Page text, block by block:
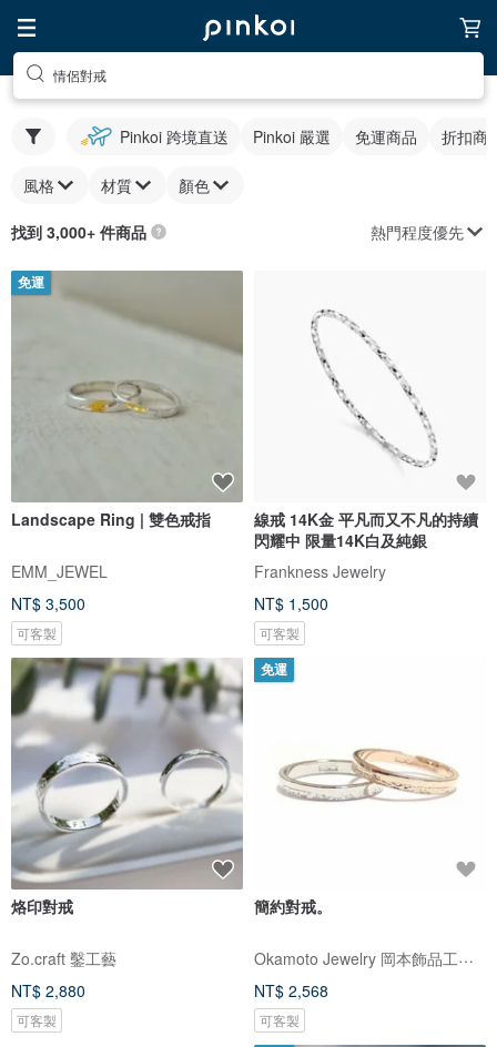
情侶對戒
Pinkoi 跨境直送 Pinkoi 嚴選 免運商品 折扣商
風格 材質 顏色
找到 3,000+ 件商品 熱門程度優先
免運
Landscape Ring | 雙色戒指
EMM_JEWEL
NT$ 3,500
可客製
線戒 14K金 平凡而又不凡的持續
閃耀中 限量14K白及純銀
Frankness Jewelry
NT$ 1,500
可客製
烙印對戒
Zo.craft 鑿工藝
NT$ 2,880
可客製
免運
簡約對戒。
Okamoto Jewelry 岡本飾品工作室
NT$ 2,568
可客製